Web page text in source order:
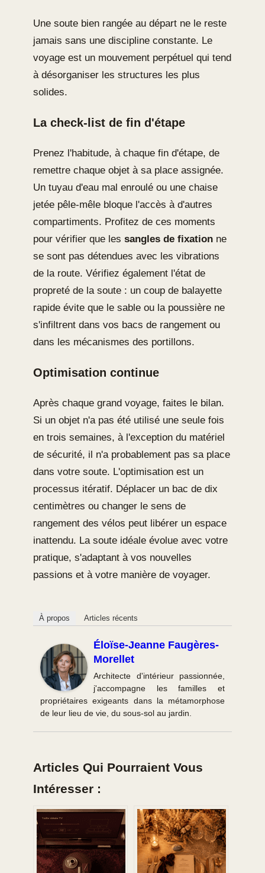
Une soute bien rangée au départ ne le reste
jamais sans une discipline constante. Le
voyage est un mouvement perpétuel qui tend
à désorganiser les structures les plus
solides.
La check-list de fin d'étape
Prenez l'habitude, à chaque fin d'étape, de
remettre chaque objet à sa place assignée.
Un tuyau d'eau mal enroulé ou une chaise
jetée pêle-mêle bloque l'accès à d'autres
compartiments. Profitez de ces moments
pour vérifier que les sangles de fixation ne
se sont pas détendues avec les vibrations
de la route. Vérifiez également l'état de
propreté de la soute : un coup de balayette
rapide évite que le sable ou la poussière ne
s'infiltrent dans vos bacs de rangement ou
dans les mécanismes des portillons.
Optimisation continue
Après chaque grand voyage, faites le bilan.
Si un objet n'a pas été utilisé une seule fois
en trois semaines, à l'exception du matériel
de sécurité, il n'a probablement pas sa place
dans votre soute. L'optimisation est un
processus itératif. Déplacer un bac de dix
centimètres ou changer le sens de
rangement des vélos peut libérer un espace
inattendu. La soute idéale évolue avec votre
pratique, s'adaptant à vos nouvelles
passions et à votre manière de voyager.
À propos Articles récents
Éloïse-Jeanne Faugères-
Morellet
Architecte d'intérieur passionnée,
j'accompagne les familles et
propriétaires exigeants dans la métamorphose
de leur lieu de vie, du sous-sol au jardin.
Articles Qui Pourraient Vous
Intéresser :